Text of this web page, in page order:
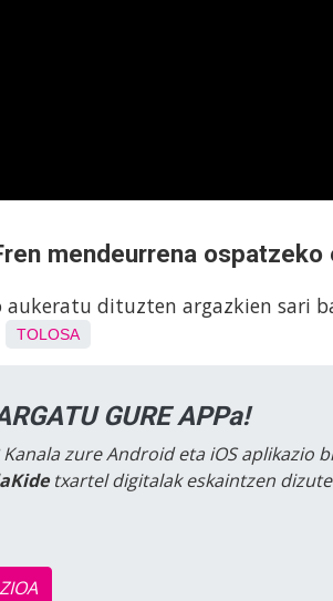
mendeurrena
aukeratu dituzten argazkien sari
TOLOSA
GURE APPa!
zure Android eta iOS aplikazio
txartel digitalak eskaintzen